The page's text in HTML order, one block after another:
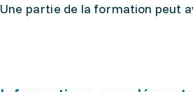
Une partie de la formation peut